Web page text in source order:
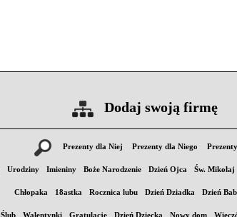
Dodaj swoją firmę
Prezenty dla Niej Prezenty dla Niego
Urodziny Imieniny Boże Narodzenie Dzień Ojca Św. Mikołaj
Chłopaka 18astka Rocznica lubu Dzień Dziadka Dzień
Ślub Walentynki Gratulacje Dzień Dziecka Nowy dom